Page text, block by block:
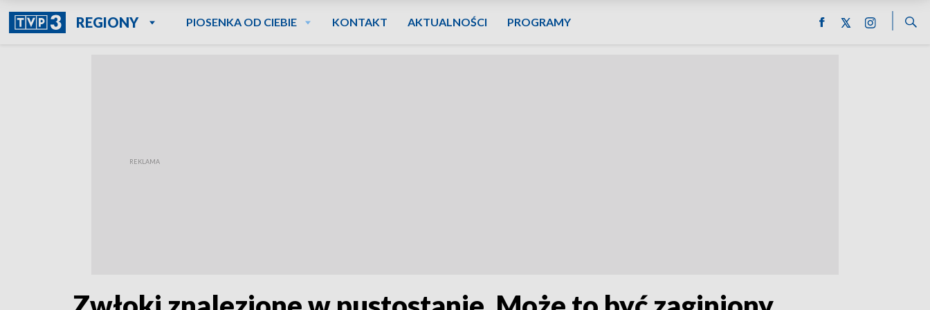
REGIONY PIOSENKA OD CIEBIE KONTAKT AKTUALNOŚCI PROGRAMY